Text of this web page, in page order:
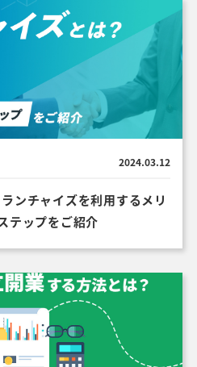
2024.03.12
ンチャイズを利用するメリ
テップをご紹介